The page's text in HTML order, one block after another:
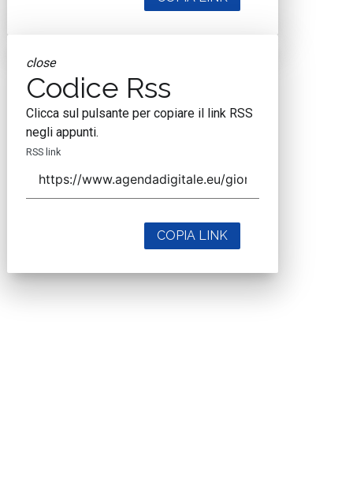
close
Codice Rss
Clicca sul pulsante per copiare il link RSS
negli appunti.
RSS link
COPIA LINK